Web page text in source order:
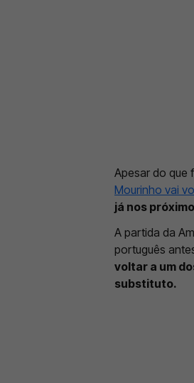
Apesar do que
Mourinho vai
já nos
A partida da
português
voltar a um
substituto.